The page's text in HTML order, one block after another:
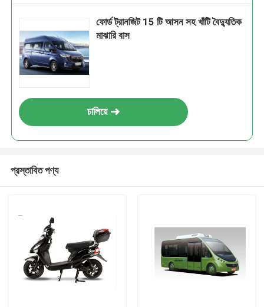
ফোর্ড ট্রানজিট 15 টি আসন সহ খাঁটি বৈদ্যুতিক
মাঝারি বাস
চালিয়ে
প্রস্তাবিত পণ্য